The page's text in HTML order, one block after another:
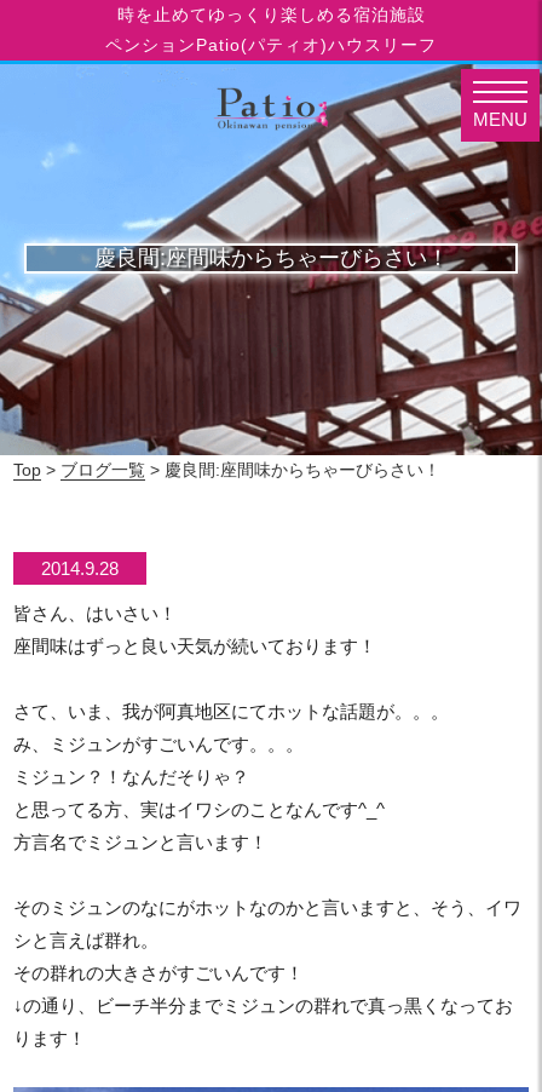
時を止めてゆっくり楽しめる宿泊施設
ペンションPatio(パティオ)ハウスリーフ
慶良間:座間味からちゃーびらさい！
Top > ブログ一覧 > 慶良間:座間味からちゃーびらさい！
2014.9.28
皆さん、はいさい！
座間味はずっと良い天気が続いております！
さて、いま、我が阿真地区にてホットな話題が。。。
み、ミジュンがすごいんです。。。
ミジュン？！なんだそりゃ？
と思ってる方、実はイワシのことなんです^_^
方言名でミジュンと言います！
そのミジュンのなにがホットなのかと言いますと、そう、イワ
シと言えば群れ。
その群れの大きさがすごいんです！
↓の通り、ビーチ半分までミジュンの群れで真っ黒くなってお
ります！
MENU